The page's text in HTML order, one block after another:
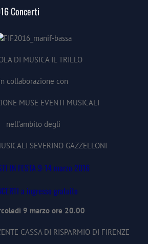
Concerti
DI MUSICA IL TRILLO
collaborazione con
MUSE EVENTI MUSICALI
nell’ambito degli
SEVERINO GAZZELLONI
IN FESTA 9-14 marzo 2016
a ingresso gratuito
9 marzo ore 20.00
CASSA DI RISPARMIO DI FIRENZE